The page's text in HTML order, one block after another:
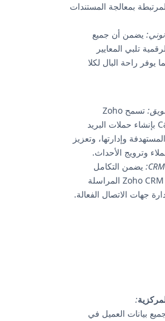
بمعالجة المستندات
يضمن أن جميع
تلبي المعايير
يوفر راحة البال لكلا
تسمح Zoho
Campaigns بإنشاء حملات البريد
وإدارتها، وتعزيز
وترويج الأحداث.
يضمن التكامل
السلس مع Zoho CRM المراسلة
جهات الاتصال الفعالة.
:
بيانات العميل في